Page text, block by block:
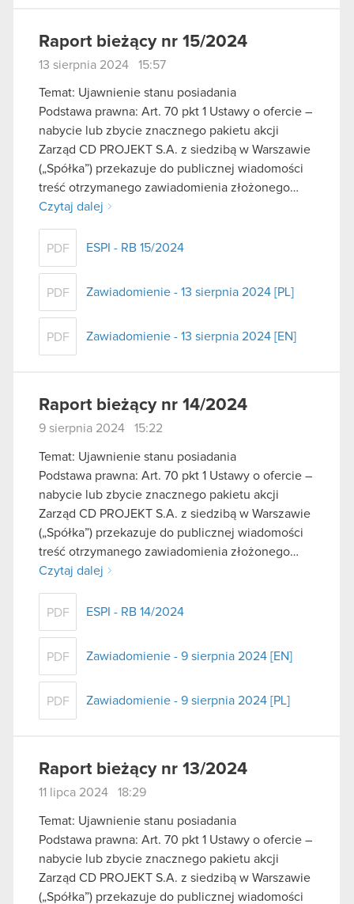
Raport bieżący nr 15/2024
13 sierpnia 2024 15:57
Temat: Ujawnienie stanu posiadania
Podstawa prawna: Art. 70 pkt 1 Ustawy o ofercie –
nabycie lub zbycie znacznego pakietu akcji
Zarząd CD PROJEKT S.A. z siedzibą w Warszawie
(„Spółka”) przekazuje do publicznej wiadomości
treść otrzymanego zawiadomienia złożonego…
Czytaj dalej
PDF ESPI - RB 15/2024
PDF Zawiadomienie - 13 sierpnia 2024 [PL]
PDF Zawiadomienie - 13 sierpnia 2024 [EN]
Raport bieżący nr 14/2024
9 sierpnia 2024 15:22
Temat: Ujawnienie stanu posiadania
Podstawa prawna: Art. 70 pkt 1 Ustawy o ofercie –
nabycie lub zbycie znacznego pakietu akcji
Zarząd CD PROJEKT S.A. z siedzibą w Warszawie
(„Spółka”) przekazuje do publicznej wiadomości
treść otrzymanego zawiadomienia złożonego…
Czytaj dalej
PDF ESPI - RB 14/2024
PDF Zawiadomienie - 9 sierpnia 2024 [EN]
PDF Zawiadomienie - 9 sierpnia 2024 [PL]
Raport bieżący nr 13/2024
11 lipca 2024 18:29
Temat: Ujawnienie stanu posiadania
Podstawa prawna: Art. 70 pkt 1 Ustawy o ofercie –
nabycie lub zbycie znacznego pakietu akcji
Zarząd CD PROJEKT S.A. z siedzibą w Warszawie
(„Spółka”) przekazuje do publicznej wiadomości